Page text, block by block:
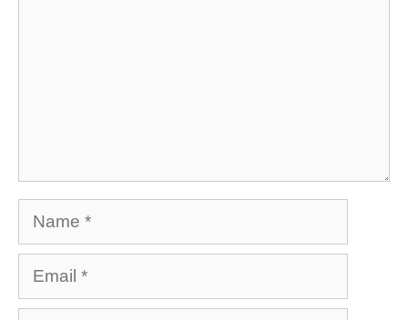
Name
Email